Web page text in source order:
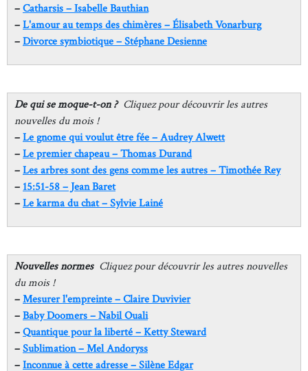
–Catharsis – Isabelle Bauthian
–L'amour au temps des chimères – Élisabeth Vonarburg
–Divorce symbiotique – Stéphane Desienne
De qui se moque-t-on ? Cliquez pour découvrir les autres
nouvelles du mois !
–Le gnome qui voulut être fée – Audrey Alwett
–Le premier chapeau – Thomas Durand
–Les arbres sont des gens comme les autres – Timothée Rey
– 15:51-58 – Jean Baret
–Le karma du chat – Sylvie Lainé
Nouvelles normes Cliquez pour découvrir les autres nouvelles
du mois !
–Mesurer l'empreinte – Claire Duvivier
–Baby Doomers – Nabil Ouali
–Quantique pour la liberté– Ketty Steward
–Sublimation– Mel Andoryss
–Inconnue à cette adresse – Silène Edgar